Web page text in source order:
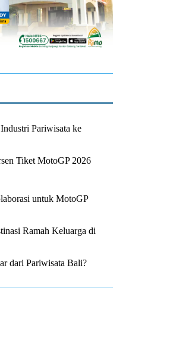
Pariwisata ke
Tiket MotoGP 2026
untuk MotoGP
Ramah Keluarga di
dari Pariwisata Bali?